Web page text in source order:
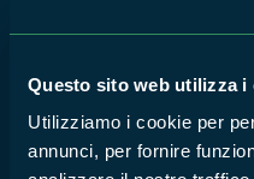
Questo sito web utilizza i
Utilizziamo i cookie per
annunci, per fornire
Il